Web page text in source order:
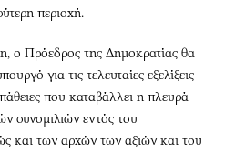
περιοχή.
ο Πρόεδρος της Δημοκρατίας θα
για τις τελευταίες εξελίξεις
που καταβάλλει η πλευρά
συνομιλιών εντός του
και των αρχών των αξιών και του